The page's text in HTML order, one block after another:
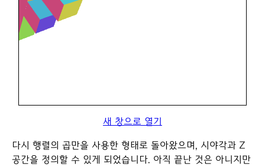
새 창으로 열기
다시 행렬의 곱만을 사용한 형태로 돌아왔으며, 시야각과 Z
공간을 정의할 수 있게 되었습니다. 아직 끝난 것은 아니지만